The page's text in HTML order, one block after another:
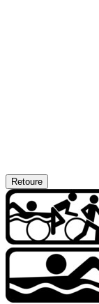
Retoure